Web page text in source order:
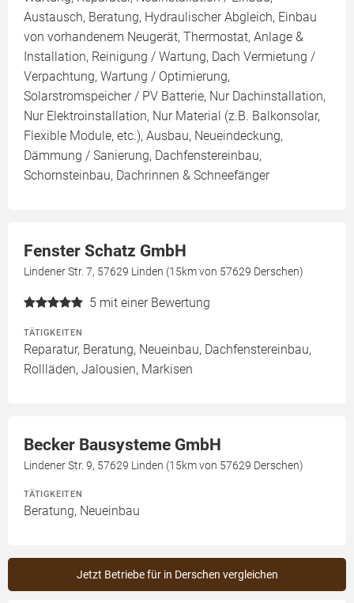
Austausch, Beratung, Hydraulischer Abgleich, Einbau
von vorhandenem Neugerät, Thermostat, Anlage &
Installation, Reinigung / Wartung, Dach Vermietung /
Verpachtung, Wartung / Optimierung,
Solarstromspeicher / PV Batterie, Nur Dachinstallation,
Nur Elektroinstallation, Nur Material (z.B. Balkonsolar,
Flexible Module, etc.), Ausbau, Neueindeckung,
Dämmung / Sanierung, Dachfenstereinbau,
Schornsteinbau, Dachrinnen & Schneefänger
Fenster Schatz GmbH
Lindener Str. 7, 57629 Linden (15km von 57629 Derschen)
5 mit einer Bewertung
TÄTIGKEITEN
Reparatur, Beratung, Neueinbau, Dachfenstereinbau,
Rollläden, Jalousien, Markisen
Becker Bausysteme GmbH
Lindener Str. 9, 57629 Linden (15km von 57629 Derschen)
TÄTIGKEITEN
Beratung, Neueinbau
Jetzt Betriebe für in Derschen vergleichen